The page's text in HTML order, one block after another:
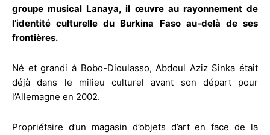
groupe musical Lanaya, il œuvre au rayonnement de
l’identité culturelle du Burkina Faso au-delà de ses
frontières.
Né et grandi à Bobo-Dioulasso, Abdoul Aziz Sinka était
déjà dans le milieu culturel avant son départ pour
l’Allemagne en 2002.
Propriétaire d’un magasin d’objets d’art en face de la